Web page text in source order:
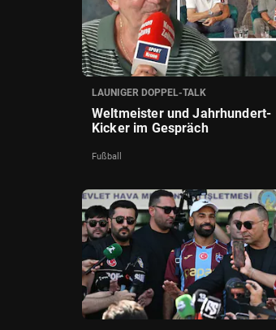
LAUNIGER DOPPEL-TALK
Weltmeister und Jahrhundert-
Kicker im Gespräch
Fußball